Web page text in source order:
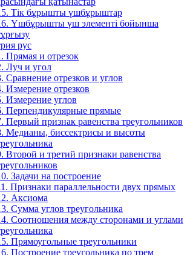
Тік бұрышты үшбұрыштар
Үшбұрышты үш элементі бойынша
рус
Прямая и отрезок
Луч и угол
Сравнение отрезков и углов
Измерение отрезков
Измерение углов
Перпендикулярные прямые
Первый признак равенства треугольников
Медианы, биссектрисы и высоты
Второй и третий признаки равенства
Задачи на построение
Признаки параллельности двух прямых
Аксиома
Сумма углов треугольника
Соотношения между сторонами и углами
Прямоугольные треугольники
Построение треугольника по трем